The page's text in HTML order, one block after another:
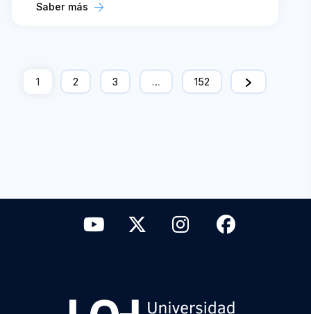
Saber más
1 2 3 … 152